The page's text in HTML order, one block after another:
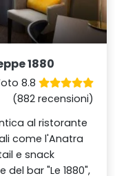
1880
8.8
(882 recensioni)
al ristorante
come l'Anatra
e snack
bar "Le 1880",